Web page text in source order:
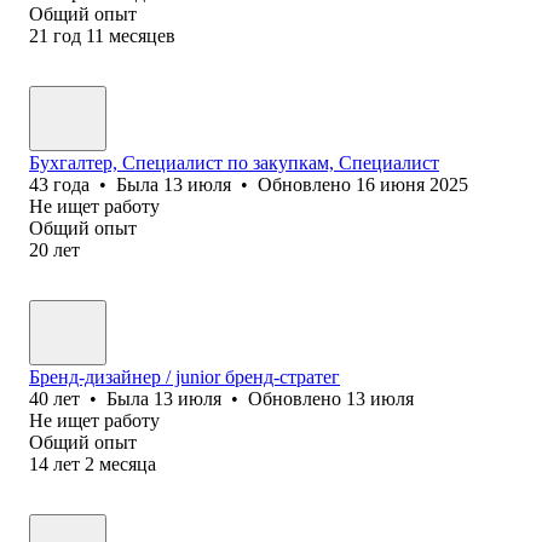
Общий опыт
21 год 11 месяцев
Бухгалтер, Специалист по закупкам, Специалист
43 года • Была 13 июля • Обновлено 16 июня 2025
Не ищет работу
Общий опыт
20 лет
Бренд‑дизайнер / junior бренд‑стратег
40 лет • Была 13 июля • Обновлено 13 июля
Не ищет работу
Общий опыт
14 лет 2 месяца